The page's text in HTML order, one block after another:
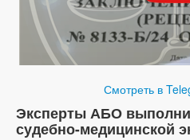
Смотреть в
Эксперты АБО
судебно-медицинской